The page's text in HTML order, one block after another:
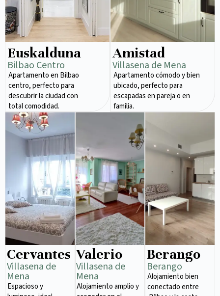
Euskalduna
Bilbao Centro
Apartamento en Bilbao
centro, perfecto para
descubrir la ciudad con
total comodidad.
Amistad
Villasena de Mena
Apartamento cómodo y bien
ubicado, perfecto para
escapadas en pareja o en
familia.
Cervantes
Villasena de
Mena​
Espacioso y
Valerio
Villasena de
Mena​
Alojamiento amplio y
Berango
Berango
Alojamiento bien
conectado entre